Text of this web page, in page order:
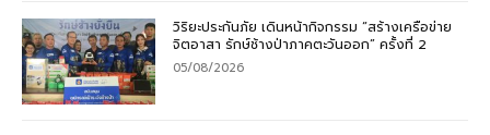
วิริยะประกันภัย เดินหน้ากิจกรรม “สร้างเครือข่าย
จิตอาสา รักษ์ช้างป่าภาคตะวันออก” ครั้งที่ 2
05/08/2026